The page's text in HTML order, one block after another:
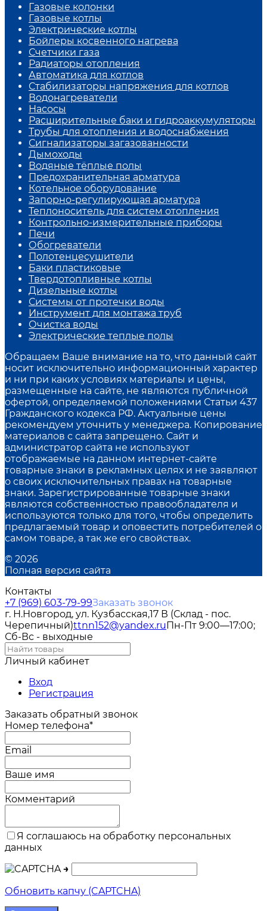
Газовые колонки
Газовые котлы
Электрические котлы
Бойлеры косвенного нагрева
Счетчики газа
Радиаторы отопления
Автоматика для котлов
Стабилизаторы напряжения для котлов
Водонагреватели
Насосы
Расширительные баки и гидроаккумуляторы
Трубы для отопления и водоснабжения
Сигнализаторы загазованности
Дымоходы
Водяные тёплые полы
Предохранительная арматура
Котельное оборудование
Запорно-регулирующая арматура
Теплоноситель для систем отопления
Контрольно-измерительные приборы
Печи
Обогреватели
Полотенцесушители
Баки пластиковые
Твердотопливные котлы
Дизельные котлы
Системы от протечки воды
Инструмент для монтажа труб
Очистка воды
Электрические теплые полы
Обращаем Ваше внимание на то, что данный сайт
носит исключительно информационный характер
и ни при каких условиях материалы и цены,
размещенные на сайте, не являются публичной
офертой, определяемой положениями Статьи 437
Гражданского кодекса РФ. Актуальные цены
рекомендуем уточнить у менеджера. Копирование
материалов с сайта запрещено. Сайт и
администратор сайта не используют
отображаемые на данном интернет-сайте
товарные знаки в рекламных целях и не заявляют
о своих исключительных правах на товарные
знаки. Зарегистрированные товарные знаки
являются собственностью правообладателя и
используются только для того, чтобы определить
предлагаемый товар и оповестить потребителей о
самом товаре, а так же его свойствах.
© 2026
Полная версия сайта
Контакты
+7 (969) 603-79-99Заказать звонок
г. Н.Новгород, ул. Кузбасская,17 В (Склад - пос.
Черепичный)ttnn152@yandex.ruПн-Пт 9:00—17:00;
Сб-Вс - выходные
Личный кабинет
Вход
Регистрация
Заказать обратный звонок
Номер телефона*
Email
Ваше имя
Комментарий
Я соглашаюсь на обработку персональных
данных
→
Обновить капчу (CAPTCHA)